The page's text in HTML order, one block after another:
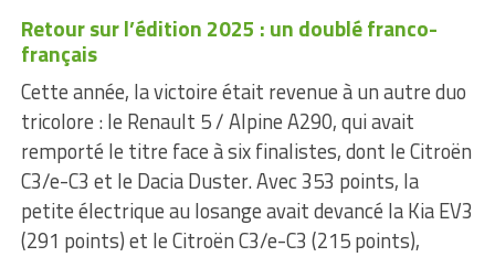
Retour sur l’édition 2025 : un doublé franco-
français
Cette année, la victoire était revenue à un autre duo
tricolore : le Renault 5 / Alpine A290, qui avait
remporté le titre face à six finalistes, dont le Citroën
C3/e-C3 et le Dacia Duster. Avec 353 points, la
petite électrique au losange avait devancé la Kia EV3
(291 points) et le Citroën C3/e-C3 (215 points),